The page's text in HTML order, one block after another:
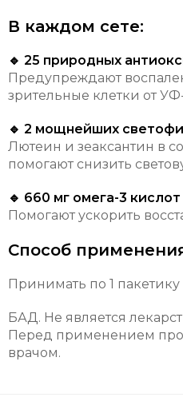
В каждом сете:
🔹 25 природных
Предупреждают
зрительные клетки от
🔹 2 мощнейших
Лютеин и зеаксантин в
помогают снизить
🔹 660 мг омега-3 кислот
Помогают ускорить
Способ
Принимать по 1
БАД. Не является
Перед применением
врачом.